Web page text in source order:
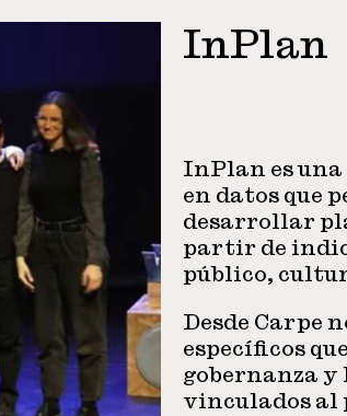
InPlan
InPlan es
en datos que
desarrollar
partir de
público,
Desde Carpe
específicos
gobernanza y
vinculados al